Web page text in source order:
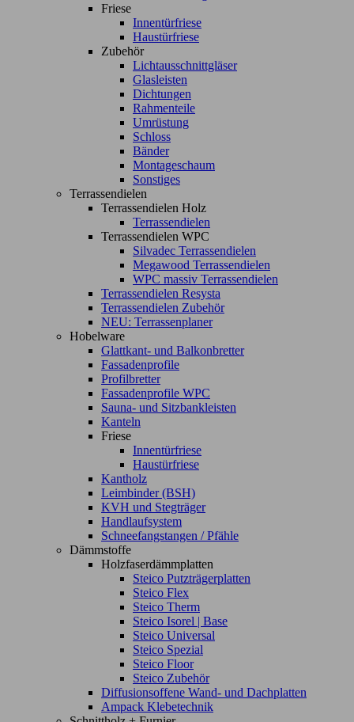
Friese
Innentürfriese
Haustürfriese
Zubehör
Lichtausschnittgläser
Glasleisten
Dichtungen
Rahmenteile
Umrüstung
Schloss
Bänder
Montageschaum
Sonstiges
Terrassendielen
Terrassendielen Holz
Terrassendielen
Terrassendielen WPC
Silvadec Terrassendielen
Megawood Terrassendielen
WPC massiv Terrassendielen
Terrassendielen Resysta
Terrassendielen Zubehör
NEU: Terrassenplaner
Hobelware
Glattkant- und Balkonbretter
Fassadenprofile
Profilbretter
Fassadenprofile WPC
Sauna- und Sitzbankleisten
Kanteln
Friese
Innentürfriese
Haustürfriese
Kantholz
Leimbinder (BSH)
KVH und Stegträger
Handlaufsystem
Schneefangstangen / Pfähle
Dämmstoffe
Holzfaserdämmplatten
Steico Putzträgerplatten
Steico Flex
Steico Therm
Steico Isorel | Base
Steico Universal
Steico Spezial
Steico Floor
Steico Zubehör
Diffusionsoffene Wand- und Dachplatten
Ampack Klebetechnik